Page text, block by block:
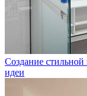
Создание
идеи